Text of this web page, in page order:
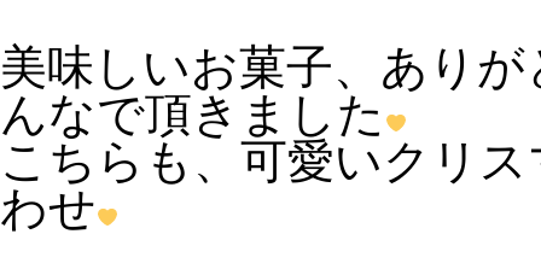
美味しいお菓子、あり
んなで頂きました
こちらも、可愛いクリ
わせ